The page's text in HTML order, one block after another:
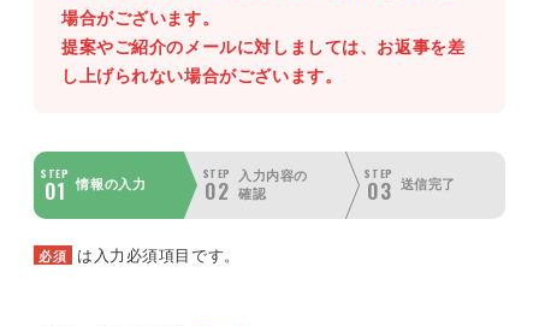
場合がございます。
提案やご紹介のメールに対しましては、お返事を差
し上げられない場合がございます。
STEP
01 情報の入力
STEP
02
入力内容の
確認
STEP
03 送信完了
必須 は入力必須項目です。